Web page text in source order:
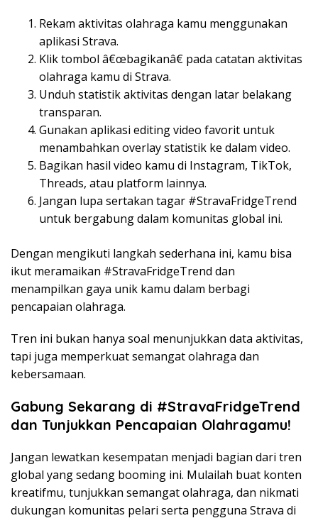
Rekam aktivitas olahraga kamu menggunakan
aplikasi Strava.
Klik tombol â€œbagikanâ€ pada catatan aktivitas
olahraga kamu di Strava.
Unduh statistik aktivitas dengan latar belakang
transparan.
Gunakan aplikasi editing video favorit untuk
menambahkan overlay statistik ke dalam video.
Bagikan hasil video kamu di Instagram, TikTok,
Threads, atau platform lainnya.
Jangan lupa sertakan tagar #StravaFridgeTrend
untuk bergabung dalam komunitas global ini.
Dengan mengikuti langkah sederhana ini, kamu bisa
ikut meramaikan #StravaFridgeTrend dan
menampilkan gaya unik kamu dalam berbagi
pencapaian olahraga.
Tren ini bukan hanya soal menunjukkan data aktivitas,
tapi juga memperkuat semangat olahraga dan
kebersamaan.
Gabung Sekarang di #StravaFridgeTrend
dan Tunjukkan Pencapaian Olahragamu!
Jangan lewatkan kesempatan menjadi bagian dari tren
global yang sedang booming ini. Mulailah buat konten
kreatifmu, tunjukkan semangat olahraga, dan nikmati
dukungan komunitas pelari serta pengguna Strava di